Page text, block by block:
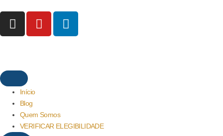
Início
Blog
Quem Somos
VERIFICAR ELEGIBILIDADE